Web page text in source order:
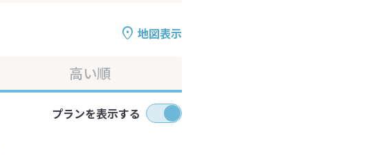
地図表示
高い順
プランを表示する